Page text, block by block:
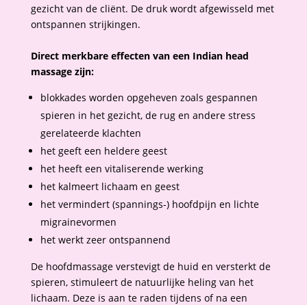
gezicht van de cliënt. De druk wordt afgewisseld met
ontspannen strijkingen.
Direct merkbare effecten van een Indian head
massage zijn:
blokkades worden opgeheven zoals gespannen
spieren in het gezicht, de rug en andere stress
gerelateerde klachten
het geeft een heldere geest
het heeft een vitaliserende werking
het kalmeert lichaam en geest
het vermindert (spannings-) hoofdpijn en lichte
migrainevormen
het werkt zeer ontspannend
De hoofdmassage verstevigt de huid en versterkt de
spieren, stimuleert de natuurlijke heling van het
lichaam. Deze is aan te raden tijdens of na een